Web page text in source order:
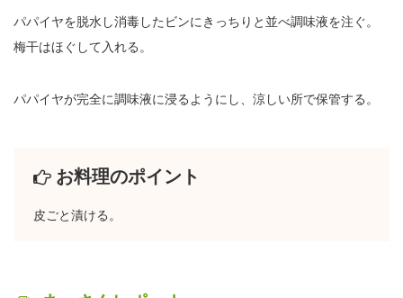
パパイヤを脱水し消毒したビンにきっちりと並べ調味液を注ぐ。
梅干はほぐして入れる。
パパイヤが完全に調味液に浸るようにし、涼しい所で保管する。
お料理のポイント
皮ごと漬ける。